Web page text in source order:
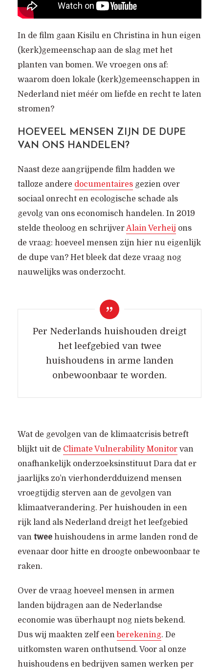
In de film gaan Kisilu en Christina in hun eigen
(kerk)gemeenschap aan de slag met het
planten van bomen. We vroegen ons af:
waarom doen lokale (kerk)gemeenschappen in
Nederland niet méér om liefde en recht te laten
stromen?
HOEVEEL MENSEN ZIJN DE DUPE
VAN ONS HANDELEN?
Naast deze aangrijpende film hadden we
talloze andere documentairesgezien over
sociaal onrecht en ecologische schade als
gevolg van ons economisch handelen. In 2019
stelde theoloog en schrijverAlain Verheij ons
de vraag: hoeveel mensen zijn hier nu eigenlijk
de dupe van? Het bleek dat deze vraag nog
nauwelijks was onderzocht.
Per Nederlands huishouden dreigt
het leefgebied van twee
huishoudens in arme landen
onbewoonbaar te worden.
Wat de gevolgen van de klimaatcrisis betreft
blijkt uit de Climate Vulnerability Monitorvan
onafhankelijk onderzoeksinstituut Dara dat er
jaarlijks zo’n vierhonderdduizend mensen
vroegtijdig sterven aan de gevolgen van
klimaatverandering. Per huishouden in een
rijk land als Nederland dreigt het leefgebied
van twee huishoudens in arme landen rond de
evenaar door hitte en droogte onbewoonbaar te
raken.
Over de vraag hoeveel mensen in armen
landen bijdragen aan de Nederlandse
economie was überhaupt nog niets bekend.
Dus wij maakten zelf een berekening. De
uitkomsten waren onthutsend. Voor al onze
huishoudens en bedrijven samen werken per